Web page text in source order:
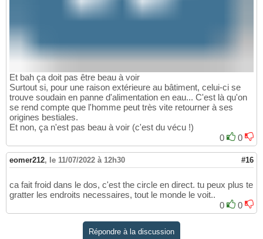
Et bah ça doit pas être beau à voir
Surtout si, pour une raison extérieure au bâtiment, celui-ci se
trouve soudain en panne d'alimentation en eau... C'est là qu'on
se rend compte que l'homme peut très vite retourner à ses
origines bestiales.
Et non, ça n'est pas beau à voir (c'est du vécu !)
0
0
eomer212, le 11/07/2022 à 12h30 #16
ca fait froid dans le dos, c'est the circle en direct. tu peux plus te
gratter les endroits necessaires, tout le monde le voit..
0
0
Répondre à la discussion